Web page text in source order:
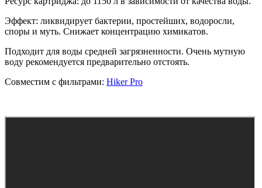
Эффект: ликвидирует бактерии, простейших, водоросли,
споры и муть. Снижает концентрацию химикатов.
Подходит для воды средней загрязненности. Очень мутную
воду рекомендуется предварительно отстоять.
Совместим с фильтрами: Hiker Pro